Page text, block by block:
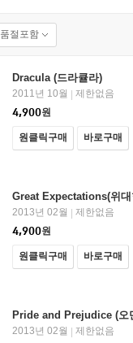
품절포함
Dracula (드라큘라)
2011년 10월
제한없음
4,900원
원클릭구매 바로구매
Great Expectations(위대
2013년 02월
제한없음
4,900원
원클릭구매 바로구매
Pride and Prejudice (오
2013년 02월
제한없음